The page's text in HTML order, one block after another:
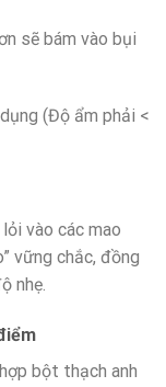
sẽ bám vào bụi
(Độ ẩm phải <
vào các mao
vững chắc, đồng
nhẹ.
bột thạch anh